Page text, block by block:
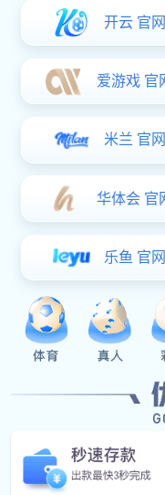
塑料拉手
精密铸造拉手
铁质拉手
锌合金拉手
搭扣系列
塑料搭扣
不锈钢搭扣
铁质搭扣
导向件
防水盖
限位装置